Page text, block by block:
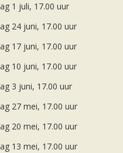
1 juli, 17.00 uur
24 juni, 17.00 uur
17 juni, 17.00 uur
10 juni, 17.00 uur
3 juni, 17.00 uur
27 mei, 17.00 uur
20 mei, 17.00 uur
13 mei, 17.00 uur